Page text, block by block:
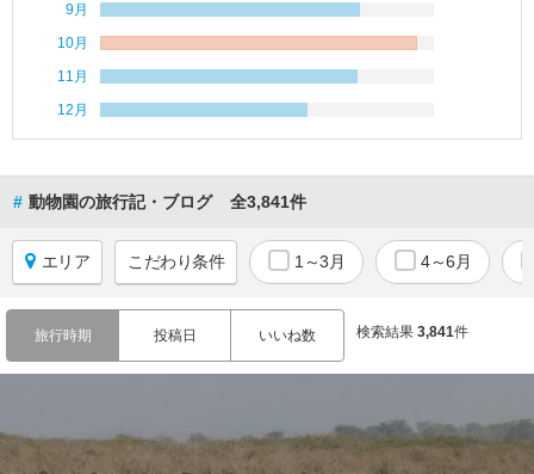
9月
10月
11月
12月
# 動物園の旅行記・ブログ 全3,841件
エリア こだわり条件 1～3月 4～6月
山
石
川
旅行時期 投稿日 いいね数 検索結果 3,841件